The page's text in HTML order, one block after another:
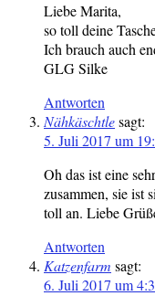
Liebe Marita,
so toll deine
Ich brauch auch
GLG Silke
Antworten
Nähkäschtlesagt:
5. Juli 2017 um
Oh das ist eine
zusammen, sie ist
toll an. Liebe
Antworten
Katzenfarm sagt:
6. Juli 2017 um